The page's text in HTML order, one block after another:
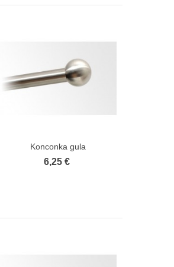
Zobraziť viac
Konconka gula
6,25 €